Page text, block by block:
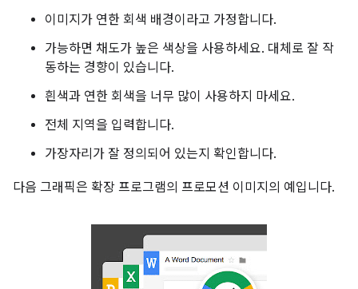
이미지가 연한 회색 배경이라고 가정합니다.
가능하면 채도가 높은 색상을 사용하세요. 대체로 잘 작
동하는 경향이 있습니다.
흰색과 연한 회색을 너무 많이 사용하지 마세요.
전체 지역을 입력합니다.
가장자리가 잘 정의되어 있는지 확인합니다.
다음 그래픽은 확장 프로그램의 프로모션 이미지의 예입니다.